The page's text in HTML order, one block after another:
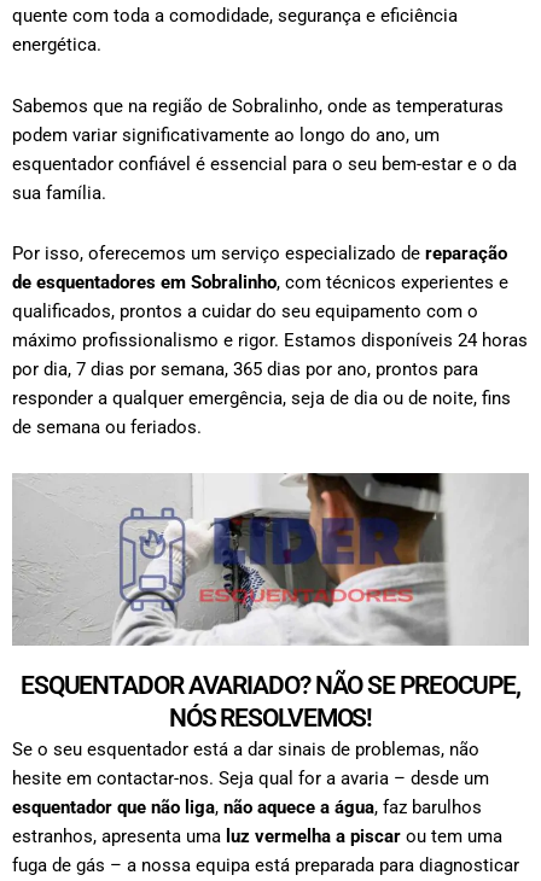
quente com toda a comodidade, segurança e eficiência
energética.
Sabemos que na região de Sobralinho, onde as temperaturas
podem variar significativamente ao longo do ano, um
esquentador confiável é essencial para o seu bem-estar e o da
sua família.
Por isso, oferecemos um serviço especializado de reparação
de esquentadores em Sobralinho, com técnicos experientes e
qualificados, prontos a cuidar do seu equipamento com o
máximo profissionalismo e rigor. Estamos disponíveis 24 horas
por dia, 7 dias por semana, 365 dias por ano, prontos para
responder a qualquer emergência, seja de dia ou de noite, fins
de semana ou feriados.
ESQUENTADOR AVARIADO? NÃO SE PREOCUPE,
NÓS RESOLVEMOS!
Se o seu esquentador está a dar sinais de problemas, não
hesite em contactar-nos. Seja qual for a avaria – desde um
esquentador que não liga, não aquece a água, faz barulhos
estranhos, apresenta uma luz vermelha a piscar ou tem uma
fuga de gás – a nossa equipa está preparada para diagnosticar